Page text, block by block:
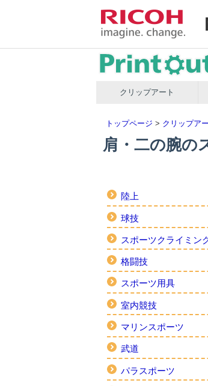
クリップアート
トップページ > クリップア
肩・二の腕の
陸上
球技
スポーツクライミン
格闘技
スポーツ用具
室内競技
マリンスポーツ
武道
パラスポーツ